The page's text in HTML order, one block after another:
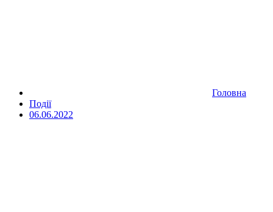
Головна
Події
06.06.2022